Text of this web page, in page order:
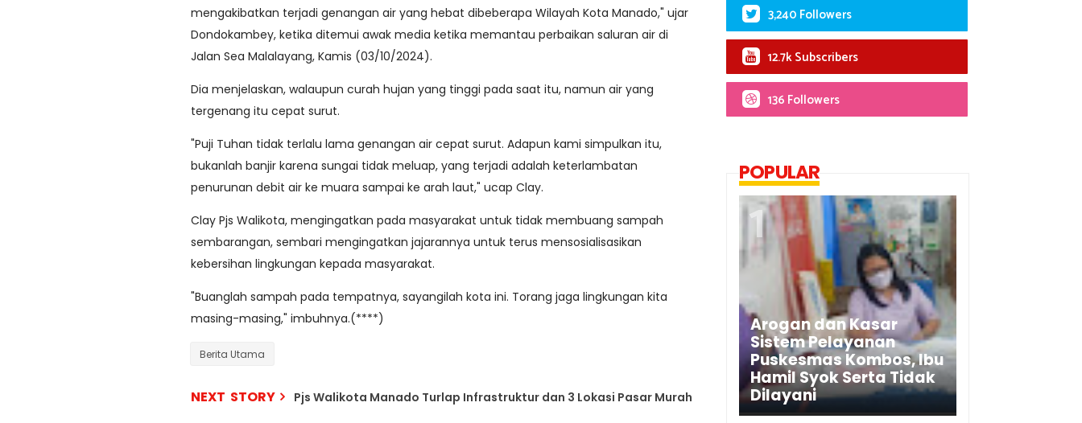
mengakibatkan terjadi genangan air yang hebat dibeberapa Wilayah Kota Manado," ujar
Dondokambey, ketika ditemui awak media ketika memantau perbaikan saluran air di
Jalan Sea Malalayang, Kamis (03/10/2024).
Dia menjelaskan, walaupun curah hujan yang tinggi pada saat itu, namun air yang
tergenang itu cepat surut.
"Puji Tuhan tidak terlalu lama genangan air cepat surut. Adapun kami simpulkan itu,
bukanlah banjir karena sungai tidak meluap, yang terjadi adalah keterlambatan
penurunan debit air ke muara sampai ke arah laut," ucap Clay.
Clay Pjs Walikota, mengingatkan pada masyarakat untuk tidak membuang sampah
sembarangan, sembari mengingatkan jajarannya untuk terus mensosialisasikan
kebersihan lingkungan kepada masyarakat.
"Buanglah sampah pada tempatnya, sayangilah kota ini. Torang jaga lingkungan kita
masing-masing," imbuhnya.(****)
Berita Utama
NEXT STORY Pjs Walikota Manado Turlap Infrastruktur dan 3 Lokasi Pasar Murah
3,240 Followers
12.7k Subscribers
136 Followers
POPULAR
Arogan dan Kasar
Sistem Pelayanan
Puskesmas Kombos, Ibu
Hamil Syok Serta Tidak
Dilayani